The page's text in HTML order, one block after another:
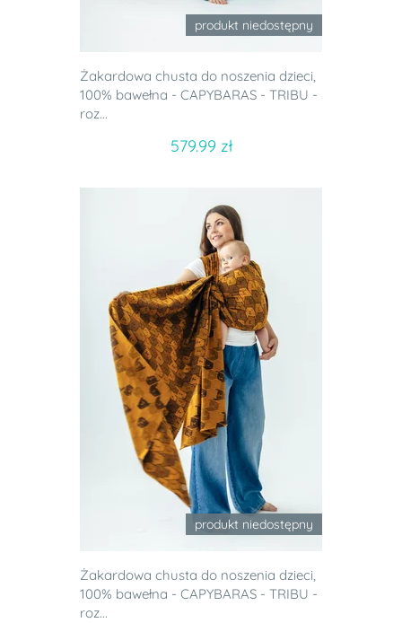
produkt niedostępny
Żakardowa chusta do noszenia dzieci,
100% bawełna - CAPYBARAS - TRIBU -
roz...
579.99 zł
produkt niedostępny
Żakardowa chusta do noszenia dzieci,
100% bawełna - CAPYBARAS - TRIBU -
roz...